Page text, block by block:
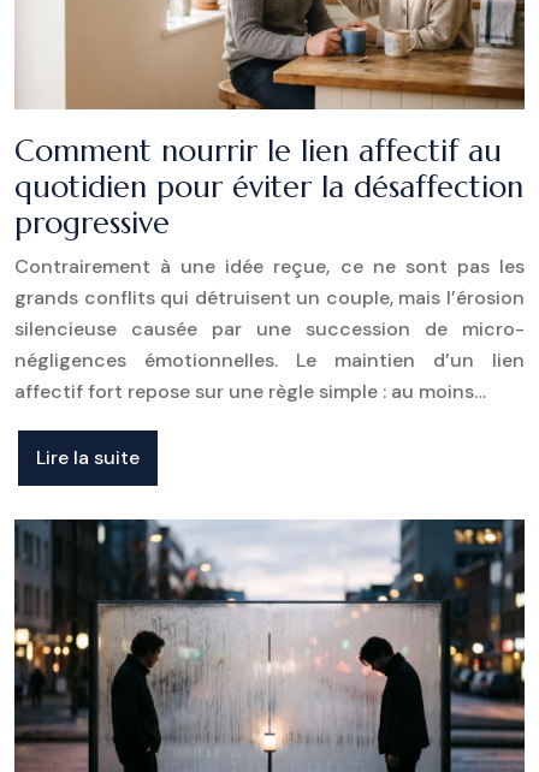
Comment nourrir le lien affectif au
quotidien pour éviter la désaffection
progressive
Contrairement à une idée reçue, ce ne sont pas les
grands conflits qui détruisent un couple, mais l’érosion
silencieuse causée par une succession de micro-
négligences émotionnelles. Le maintien d’un lien
affectif fort repose sur une règle simple : au moins…
Lire la suite